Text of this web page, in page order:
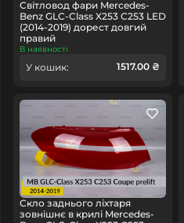
Світловод фари Mercedes-
Benz GLC-Class X253 C253 LED
(2014-2019) дорест довгий
правий
В наявності
У кошик: 1517.00 ₴
Скло заднього ліхтаря
зовнішнє в крилі Mercedes-